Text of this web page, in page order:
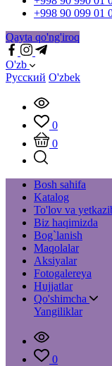
+998 90 099 01
Qayta qo'ng'iroq
O'zb
Русский O'zbek
0
0
Bosh sahifa
Katalog
To'lov va
Biz haqimizda
Bog`lanish
Maqolalar
Aksiyalar
Fotogalereya
Hujjatlar
Qo'shimcha
Yangiliklar
0